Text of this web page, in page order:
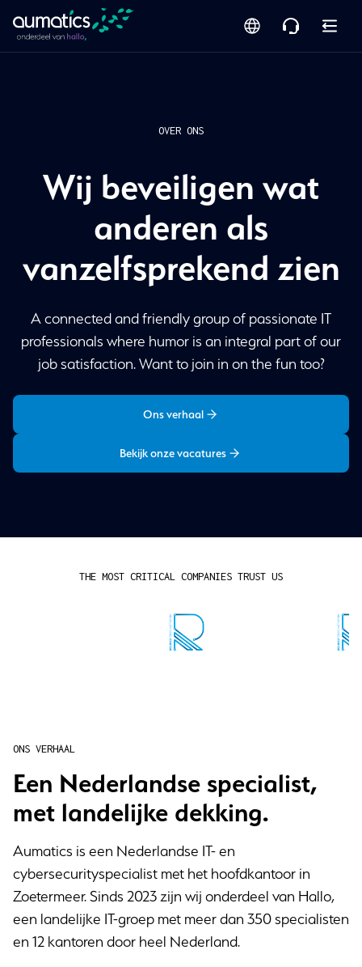
OVER ONS
Wij beveiligen wat
anderen als
vanzelfsprekend zien
A connected and friendly group of passionate IT
professionals where humor is an integral part of our
job satisfaction. Want to join in on the fun too?
Ons verhaal
Bekijk onze vacatures
THE MOST CRITICAL COMPANIES TRUST US
ONS VERHAAL
Een Nederlandse specialist,
met landelijke dekking.
Aumatics is een Nederlandse IT- en
cybersecurityspecialist met het hoofdkantoor in
Zoetermeer. Sinds 2023 zijn wij onderdeel van Hallo,
een landelijke IT-groep met meer dan 350 specialisten
en 12 kantoren door heel Nederland.